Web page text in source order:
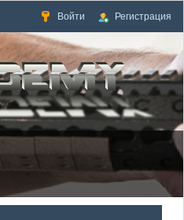
Войти Регистрация